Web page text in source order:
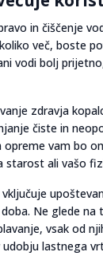
in čiščenje
več, boste
vodi bolj
zdravja
čiste in
opreme vam bo
starost ali vašo
Ne glede
vsak od
lastnega